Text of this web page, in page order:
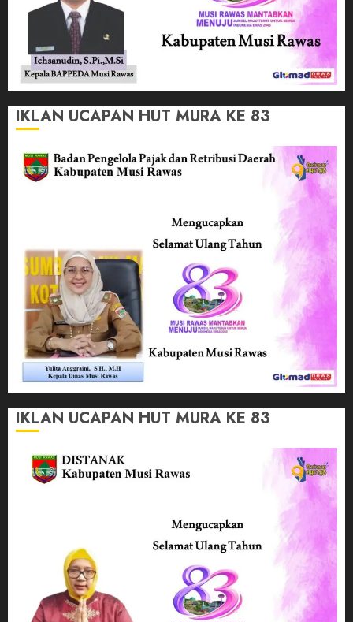
IKLAN UCAPAN HUT MURA KE 83
IKLAN UCAPAN HUT MURA KE 83